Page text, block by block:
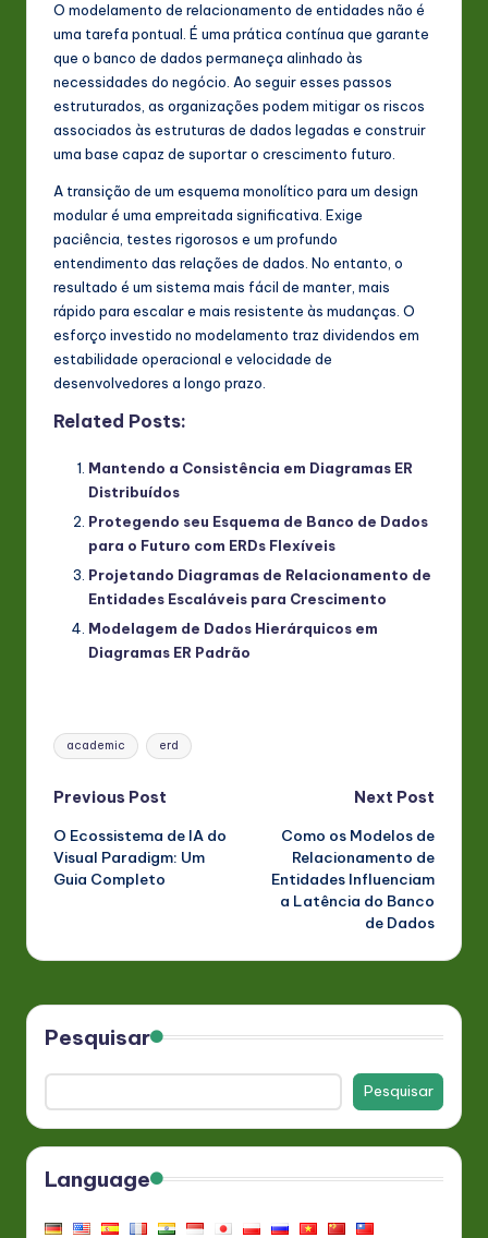
O modelamento de relacionamento de entidades não é
uma tarefa pontual. É uma prática contínua que garante
que o banco de dados permaneça alinhado às
necessidades do negócio. Ao seguir esses passos
estruturados, as organizações podem mitigar os riscos
associados às estruturas de dados legadas e construir
uma base capaz de suportar o crescimento futuro.
A transição de um esquema monolítico para um design
modular é uma empreitada significativa. Exige
paciência, testes rigorosos e um profundo
entendimento das relações de dados. No entanto, o
resultado é um sistema mais fácil de manter, mais
rápido para escalar e mais resistente às mudanças. O
esforço investido no modelamento traz dividendos em
estabilidade operacional e velocidade de
desenvolvedores a longo prazo.
Related Posts:
Mantendo a Consistência em Diagramas ER
Distribuídos
Protegendo seu Esquema de Banco de Dados
para o Futuro com ERDs Flexíveis
Projetando Diagramas de Relacionamento de
Entidades Escaláveis para Crescimento
Modelagem de Dados Hierárquicos em
Diagramas ER Padrão
Tags:
academic erd
Post
navigation
Previous Post
O Ecossistema de IA do
Visual Paradigm: Um
Guia Completo
Next Post
Como os Modelos de
Relacionamento de
Entidades Influenciam
a Latência do Banco
de Dados
Pesquisar
Pesquisar
Language